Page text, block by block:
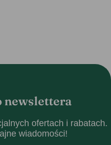
newslettera
ofertach i rabatach.
wiadomości!